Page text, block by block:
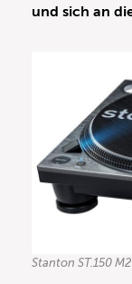
und sich an
Stanton ST.150 M2